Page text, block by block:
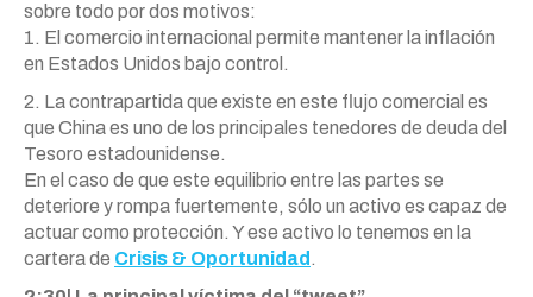
sobre todo por dos motivos:
1. El comercio internacional permite mantener la inflación
en Estados Unidos bajo control.
2. La contrapartida que existe en este flujo comercial es
que China es uno de los principales tenedores de deuda del
Tesoro estadounidense.
En el caso de que este equilibrio entre las partes se
deteriore y rompa fuertemente, sólo un activo es capaz de
actuar como protección. Y ese activo lo tenemos en la
cartera de Crisis & Oportunidad .